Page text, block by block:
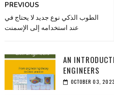
PREVIOUS
الطوب الذكي نوع جديد لا يحتاج في
عند استخدامه إلى الإسمنت
AN
ENGINEERS
OCTOBER 03, 2023